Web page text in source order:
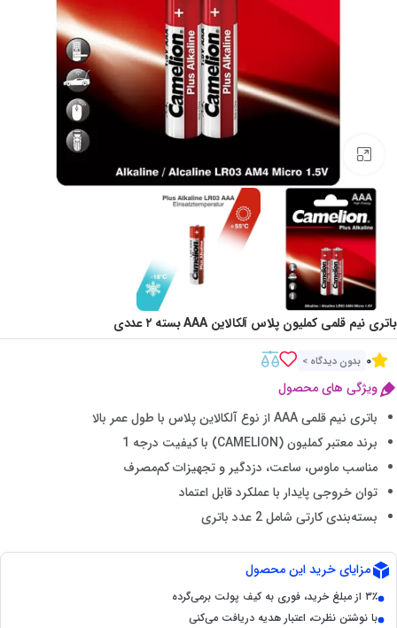
باتری نیم قلمی کملیون پلاس آلکالاین AAA بسته ۲ عددی
0 بدون دیدگاه >
ویژگی های محصول
باتری نیم قلمی AAA از نوع آلکالاین پلاس با طول عمر بالا
برند معتبر کملیون (CAMELION) با کیفیت درجه 1
مناسب ماوس، ساعت، دزدگیر و تجهیزات کم‌مصرف
توان خروجی پایدار با عملکرد قابل اعتماد
بسته‌بندی کارتی شامل 2 عدد باتری
مزایای خرید این محصول
۳٪ از مبلغ خرید، فوری به کیف پولت برمی‌گرده
با نوشتن نظرت، اعتبار هدیه دریافت می‌کنی